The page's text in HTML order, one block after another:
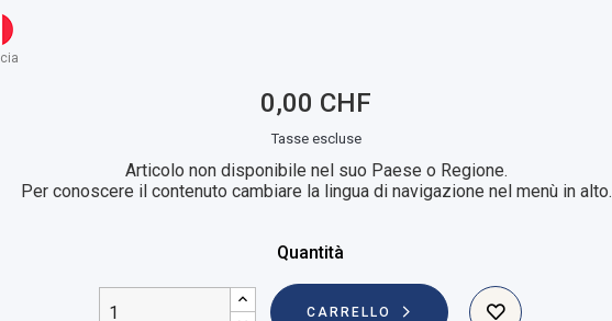
0,00 CHF
Tasse escluse
Articolo non disponibile nel suo Paese o Regione.
Per conoscere il contenuto cambiare la lingua di navigazione nel menù in alto.
Quantità
CARRELLO